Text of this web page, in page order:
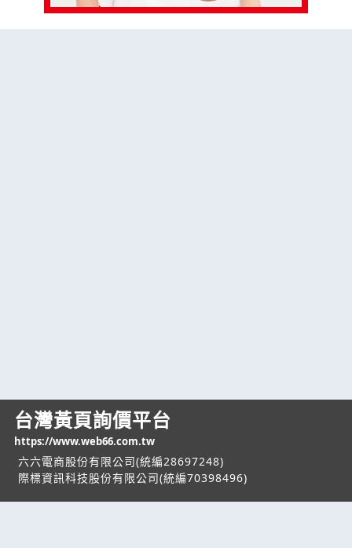
台灣黃頁詢價平台
https://www.web66.com.tw
六六電商股份有限公司(統編28697248)
際標資訊科技股份有限公司(統編70398496)